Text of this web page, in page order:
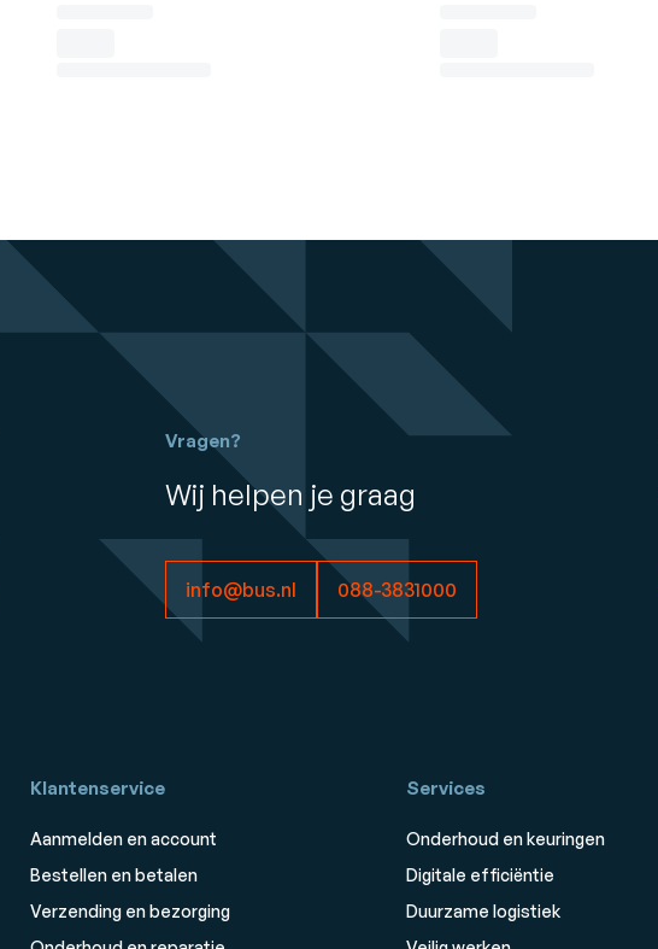
Vragen?
Wij helpen je graag
info@bus.nl 088-3831000
Klantenservice
Aanmelden en account
Bestellen en betalen
Verzending en bezorging
Services
Onderhoud en keuringen
Digitale efficiëntie
Duurzame logistiek